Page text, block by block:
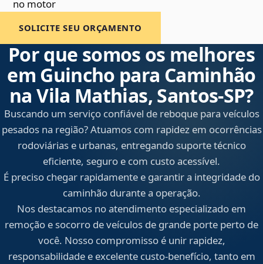
no motor
SOLICITE SEU ORÇAMENTO
Por que somos os melhores
em Guincho para Caminhão
na Vila Mathias, Santos‑SP?
Buscando um serviço confiável de reboque para veículos
pesados na região? Atuamos com rapidez em ocorrências
rodoviárias e urbanas, entregando suporte técnico
eficiente, seguro e com custo acessível.
É preciso chegar rapidamente e garantir a integridade do
caminhão durante a operação.
Nos destacamos no atendimento especializado em
remoção e socorro de veículos de grande porte perto de
você. Nosso compromisso é unir rapidez,
responsabilidade e excelente custo-benefício, tanto em